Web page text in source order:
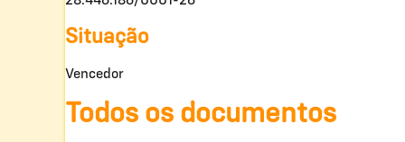
Situação
Vencedor
Todos os documentos